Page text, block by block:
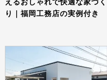
り｜福岡工務店の実例付き